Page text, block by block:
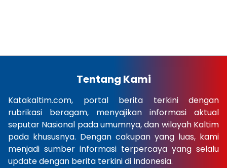
Tentang Kami
Katakaltim.com, portal berita terkini dengan
rubrikasi beragam, menyajikan informasi aktual
seputar Nasional pada umumnya, dan wilayah Kaltim
pada khususnya. Dengan cakupan yang luas, kami
menjadi sumber informasi terpercaya yang selalu
update dengan berita terkini di Indonesia.